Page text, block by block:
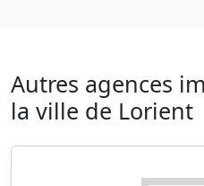
Autres agences
la ville de Lorient